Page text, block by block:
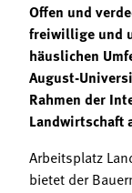
Offen und
freiwillige und
häuslichen
August-
Rahmen der
Landwirtschaft
Arbeitsplatz
bietet der